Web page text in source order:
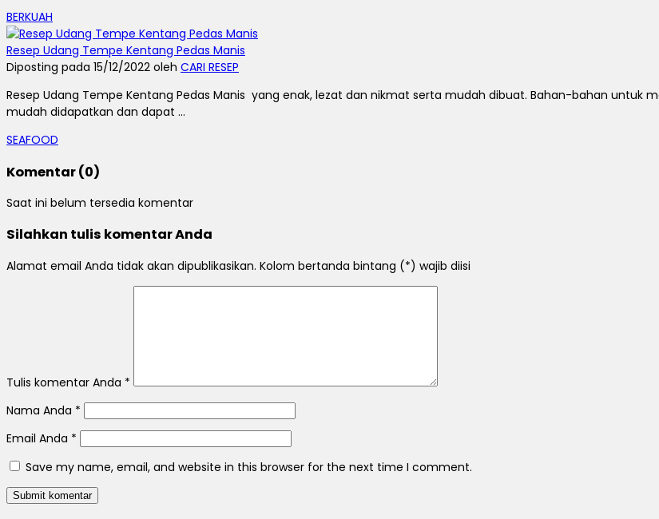
BERKUAH
Resep Udang Tempe Kentang Pedas Manis
Diposting pada 15/12/2022 oleh CARI RESEP
Resep Udang Tempe Kentang Pedas Manis yang enak, lezat dan nikmat serta mudah dibuat. Bahan-bahan untuk
mudah didapatkan dan dapat ...
SEAFOOD
Komentar (0)
Saat ini belum tersedia komentar
Silahkan tulis komentar Anda
Alamat email Anda tidak akan dipublikasikan. Kolom bertanda bintang (*) wajib diisi
Tulis komentar Anda *
Nama Anda *
Email Anda *
Save my name, email, and website in this browser for the next time I comment.